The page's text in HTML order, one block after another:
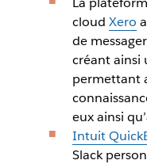
cloud Xero
de
créant ainsi
permettant
eux ainsi
Intuit
Slack